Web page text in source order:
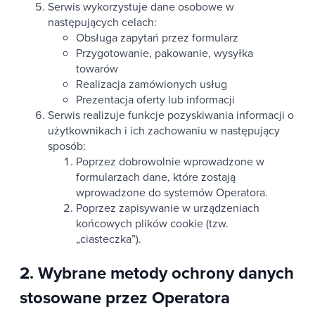
Serwis wykorzystuje dane osobowe w
następujących celach:
Obsługa zapytań przez formularz
Przygotowanie, pakowanie, wysyłka
towarów
Realizacja zamówionych usług
Prezentacja oferty lub informacji
Serwis realizuje funkcje pozyskiwania informacji o
użytkownikach i ich zachowaniu w następujący
sposób:
Poprzez dobrowolnie wprowadzone w
formularzach dane, które zostają
wprowadzone do systemów Operatora.
Poprzez zapisywanie w urządzeniach
końcowych plików cookie (tzw.
„ciasteczka”).
2. Wybrane metody ochrony danych
stosowane przez Operatora